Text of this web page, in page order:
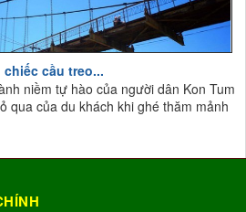
cầu treo...
niềm tự hào của người dân Kon Tum
qua của du khách khi ghé thăm mảnh